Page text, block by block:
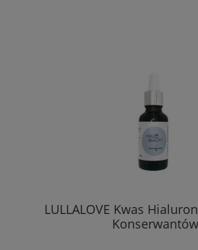
LULLALOVE Kwas
Konserwantów